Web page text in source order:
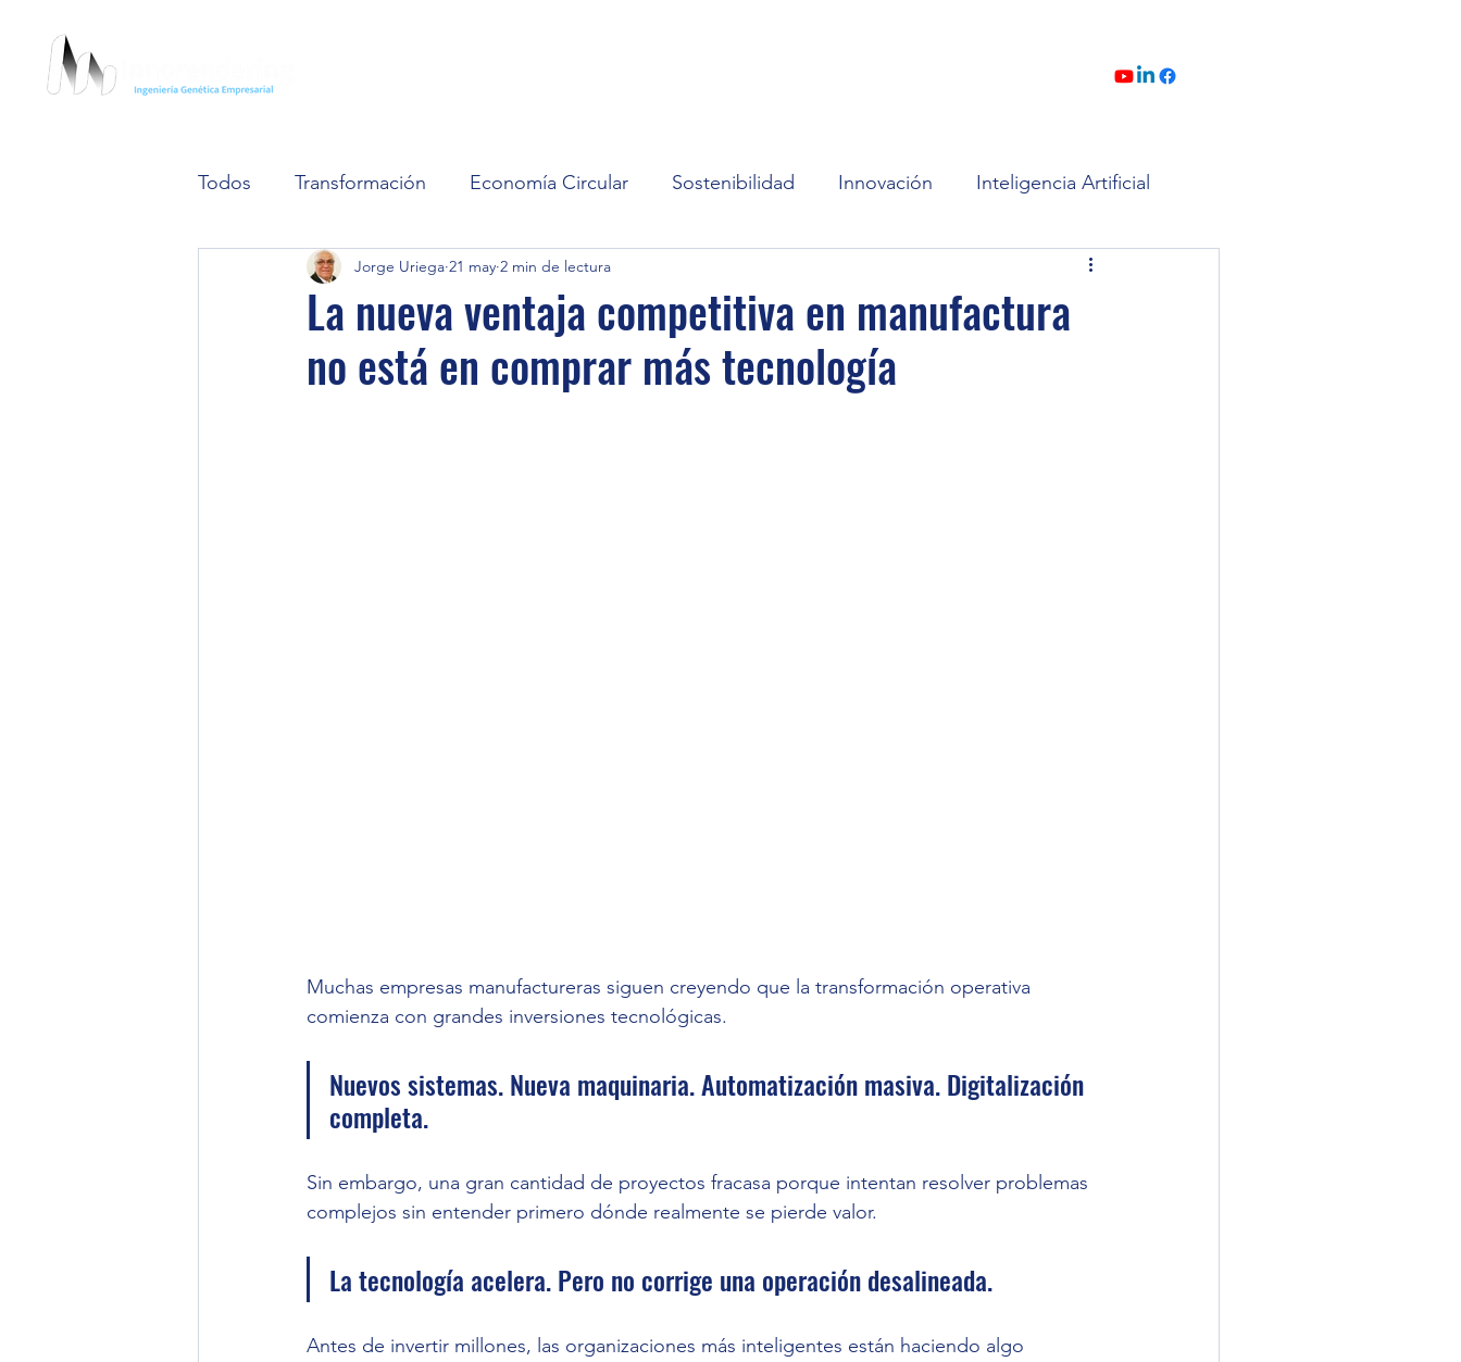
Todos Transformación Economía Circular Sostenibilidad Innovación Inteligencia Artificial
Cultura Organizacional
La nueva ventaja competitiva en manufactura
no está en comprar más tecnología
Jorge Uriega 21 may 2 min de lectura
Muchas empresas manufactureras siguen creyendo que la transformación operativa
comienza con grandes inversiones tecnológicas.
Nuevos sistemas. Nueva maquinaria. Automatización masiva. Digitalización
completa.
Sin embargo, una gran cantidad de proyectos fracasa porque intentan resolver problemas
complejos sin entender primero dónde realmente se pierde valor.
La tecnología acelera. Pero no corrige una operación desalineada.
Antes de invertir millones, las organizaciones más inteligentes están haciendo algo